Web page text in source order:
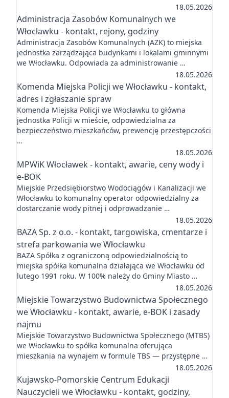
18.05.2026
Administracja Zasobów Komunalnych we
Włocławku - kontakt, rejony, godziny
Administracja Zasobów Komunalnych (AZK) to miejska
jednostka zarządzająca budynkami i lokalami gminnymi
we Włocławku. Odpowiada za administrowanie …
18.05.2026
Komenda Miejska Policji we Włocławku - kontakt,
adres i zgłaszanie spraw
Komenda Miejska Policji we Włocławku to główna
jednostka Policji w mieście, odpowiedzialna za
bezpieczeństwo mieszkańców, prewencję przestępczości
…
18.05.2026
MPWiK Włocławek - kontakt, awarie, ceny wody i
e-BOK
Miejskie Przedsiębiorstwo Wodociągów i Kanalizacji we
Włocławku to komunalny operator odpowiedzialny za
dostarczanie wody pitnej i odprowadzanie …
18.05.2026
BAZA Sp. z o.o. - kontakt, targowiska, cmentarze i
strefa parkowania we Włocławku
BAZA Spółka z ograniczoną odpowiedzialnością to
miejska spółka komunalna działająca we Włocławku od
lutego 1991 roku. W 100% należy do Gminy Miasto …
18.05.2026
Miejskie Towarzystwo Budownictwa Społecznego
we Włocławku - kontakt, awarie, e-BOK i zasady
najmu
Miejskie Towarzystwo Budownictwa Społecznego (MTBS)
we Włocławku to spółka komunalna oferująca
mieszkania na wynajem w formule TBS — przystępne …
18.05.2026
Kujawsko-Pomorskie Centrum Edukacji
Nauczycieli we Włocławku - kontakt, godziny,